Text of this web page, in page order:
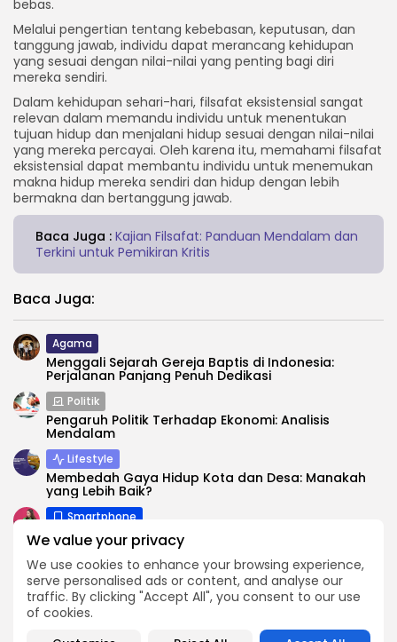
We value your privacy
We use cookies to enhance your browsing experience,
serve personalised ads or content, and analyse our
traffic. By clicking "Accept All", you consent to our use
of cookies.
bebas.
Melalui pengertian tentang kebebasan, keputusan, dan
tanggung jawab, individu dapat merancang kehidupan
yang sesuai dengan nilai-nilai yang penting bagi diri
mereka sendiri.
Dalam kehidupan sehari-hari, filsafat eksistensial sangat
relevan dalam memandu individu untuk menentukan
tujuan hidup dan menjalani hidup sesuai dengan nilai-nilai
yang mereka percayai. Oleh karena itu, memahami filsafat
eksistensial dapat membantu individu untuk menemukan
makna hidup mereka sendiri dan hidup dengan lebih
bermakna dan bertanggung jawab.
Baca Juga : Kajian Filsafat: Panduan Mendalam dan
Terkini untuk Pemikiran Kritis
Baca Juga:
Agama
Menggali Sejarah Gereja Baptis di Indonesia:
Perjalanan Panjang Penuh Dedikasi
Politik
Pengaruh Politik Terhadap Ekonomi: Analisis
Mendalam
Lifestyle
Membedah Gaya Hidup Kota dan Desa: Manakah
yang Lebih Baik?
Smartphone
4 Cara Mengembalikan DM Instagram yang
Terhapus di Android
Pertanian
Makin Canggih! Perkembangan Teknologi Pertanian
di Indonesia